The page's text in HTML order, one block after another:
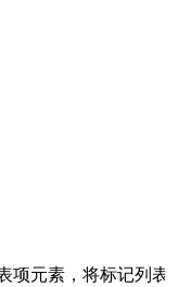
元素，将标记列表项